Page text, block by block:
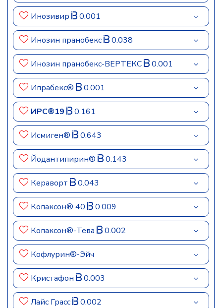
Инозивир 0.001
Инозин пранобекс 0.038
Инозин пранобекс-ВЕРТЕКС 0.001
Ипрабекс® 0.001
ИРС®19 0.161
Исмиген® 0.643
Йодантипирин® 0.143
Кераворт 0.043
Копаксон® 40 0.009
Копаксон®-Тева 0.002
Кофлурин®-Эйч
Кристафон 0.003
Лайс Грасс 0.002